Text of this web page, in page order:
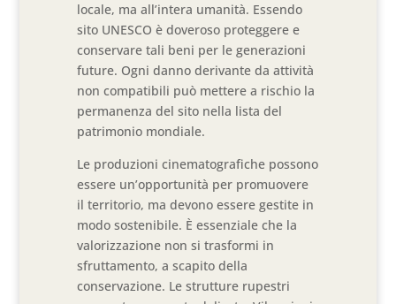
locale, ma all’intera umanità. Essendo
sito UNESCO è doveroso proteggere e
conservare tali beni per le generazioni
future. Ogni danno derivante da attività
non compatibili può mettere a rischio la
permanenza del sito nella lista del
patrimonio mondiale.
Le produzioni cinematografiche possono
essere un’opportunità per promuovere
il territorio, ma devono essere gestite in
modo sostenibile. È essenziale che la
valorizzazione non si trasformi in
sfruttamento, a scapito della
conservazione. Le strutture rupestri